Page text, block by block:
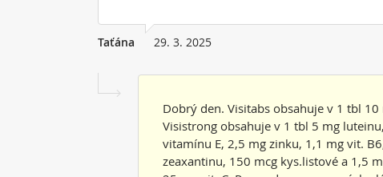
Taťána 29. 3. 2025
Dobrý den. Visitabs obsahuje v 1 tbl
Visistrong obsahuje v 1 tbl 5 mg
vitamínu E, 2,5 mg zinku, 1,1 mg vit.
zeaxantinu, 150 mcg kys.listové a 1,5